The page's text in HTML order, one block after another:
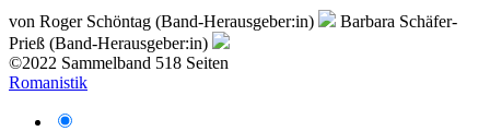
von Roger Schöntag (Band-Herausgeber:in)
Barbara Schäfer-
Prieß (Band-Herausgeber:in)
©2022 Sammelband 518 Seiten
Romanistik